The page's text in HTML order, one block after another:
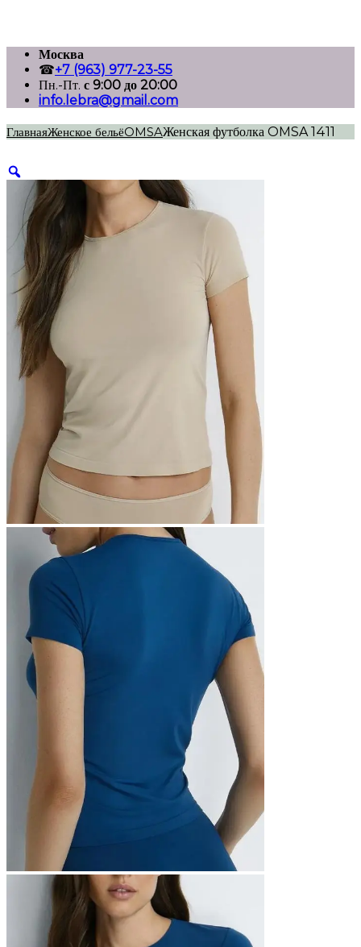
Перейти
содержимому
Москва
☎+7 (963) 977-23-55
Пн.-Пт. с 9:00 до 20:00
info.lebra@gmail.com
ГлавнаяЖенское бельёOMSAЖенская футболка OMSA 1411